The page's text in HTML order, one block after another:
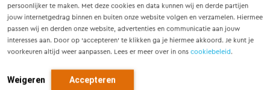
persoonlijker te maken. Met deze cookies en data kunnen wij en derde partijen
jouw internetgedrag binnen en buiten onze website volgen en verzamelen. Hiermee
passen wij en derden onze website, advertenties en communicatie aan jouw
interesses aan. Door op ‘accepteren’ te klikken ga je hiermee akkoord. Je kunt je
voorkeuren altijd weer aanpassen. Lees er meer over in ons cookiebeleid.
Weigeren Accepteren